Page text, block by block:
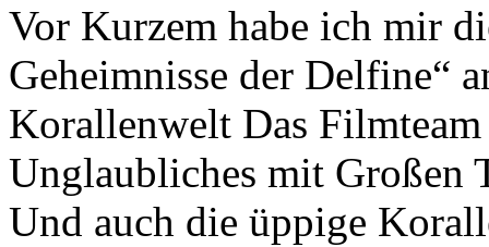
Vor Kurzem habe ich mir
Geheimnisse der Delfine“
Korallenwelt Das
Unglaubliches mit Großen
Und auch die üppige